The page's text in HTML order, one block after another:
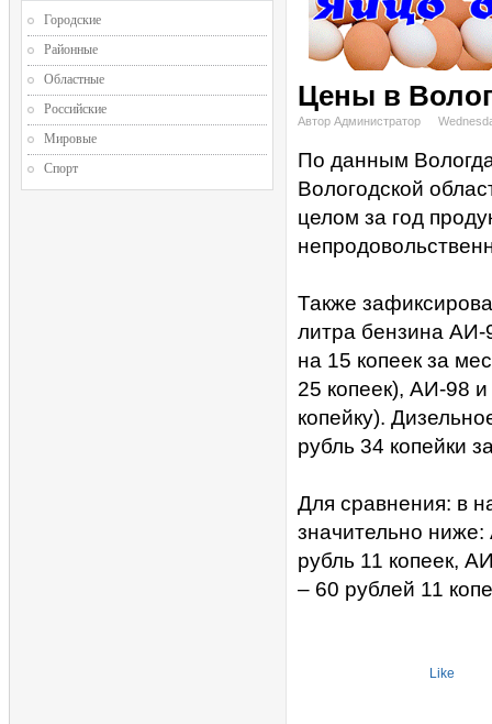
Цены в
Автор Администратор
По данным
Вологодской
целом за год
Также
литра бензина АИ-
на 15 копеек за
25 копеек), АИ-98
копейку).
рубль 34 копейки
Для сравнения: в
значительно
рубль 11 копеек,
– 60 рублей 11
Like
Городские
Районные
Областные
Российские
Мировые
Спорт